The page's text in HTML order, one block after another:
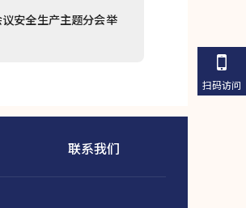
安全生产主题分会举
联系我们
扫码访问